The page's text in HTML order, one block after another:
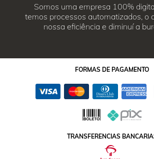
Somos uma empresa 100%
temos processos automatizados, o
nossa eficiência e diminuí a
FORMAS DE PAGAMENTO
TRANSFERENCIAS